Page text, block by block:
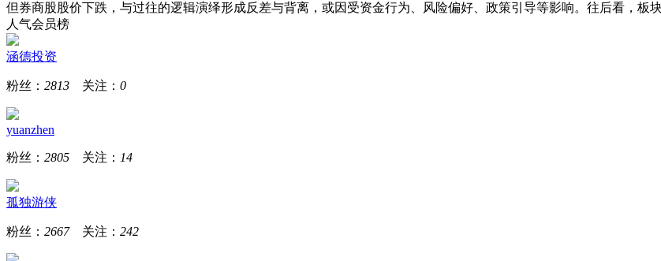
但券商股股价下跌，与过往的逻辑演绎形成反差与背离，或因受资金行为、风险偏好、政策引导等影响。往后看，板
人气会员榜
涵德投资
粉丝： 2813 关注： 0
yuanzhen
粉丝： 2805 关注： 14
孤独游侠
粉丝： 2667关注： 242